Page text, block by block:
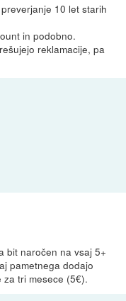
10 let starih
in podobno.
reklamacije, pa
bit naročen na vsaj 5+
pametnega dodajo
za tri mesece (5€).